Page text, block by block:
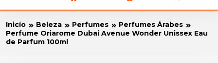
Inicío Beleza Perfumes
Perfumes Árabes
Perfume Oriarome Dubai Avenue Wonder Unissex Eau
de Parfum 100ml